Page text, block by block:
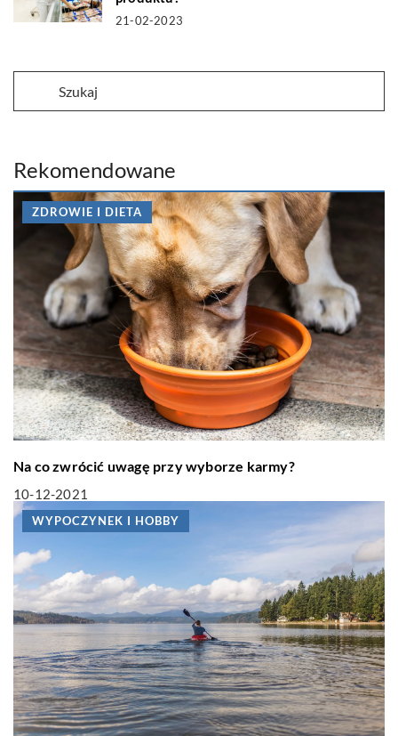
21-02-2023
Rekomendowane
ZDROWIE I DIETA
Na co zwrócić uwagę przy wyborze karmy?
10-12-2021
WYPOCZYNEK I HOBBY